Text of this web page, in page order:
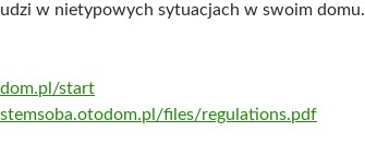
w nietypowych sytuacjach w swoim domu.
start
files/regulations.pdf